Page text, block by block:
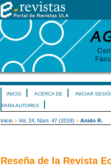
INICIO ACERCA DE INICIAR
PARA AUTORES
Inicio > Vol. 24, Núm. 47 (2018) > Anido R.
Reseña de la Revista